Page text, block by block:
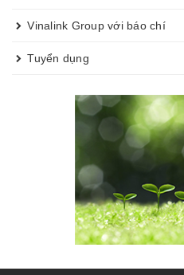
Vinalink Group với báo chí
Tuyển dụng